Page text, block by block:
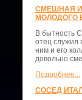
СМЕШНАЯ
МОЛОДОГО
В бытность
отец служил
ним и его
довольно
Подробнее...
СОСЕД